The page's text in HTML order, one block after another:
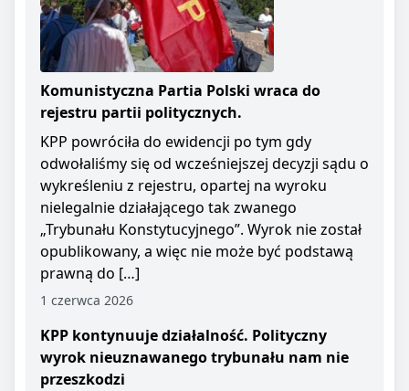
Komunistyczna Partia Polski wraca do
rejestru partii politycznych.
KPP powróciła do ewidencji po tym gdy
odwołaliśmy się od wcześniejszej decyzji sądu o
wykreśleniu z rejestru, opartej na wyroku
nielegalnie działającego tak zwanego
„Trybunału Konstytucyjnego”. Wyrok nie został
opublikowany, a więc nie może być podstawą
prawną do […]
1 czerwca 2026
KPP kontynuuje działalność. Polityczny
wyrok nieuznawanego trybunału nam nie
przeszkodzi